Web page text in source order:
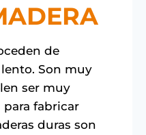
de
Son muy
ser muy
para fabricar
duras son